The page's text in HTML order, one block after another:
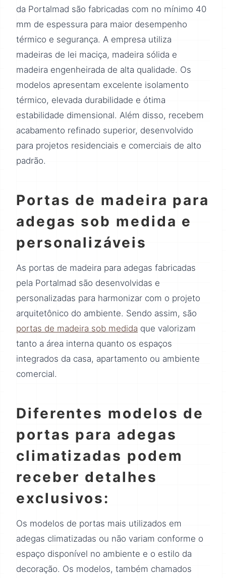
da Portalmad são fabricadas com no mínimo 40
mm de espessura para maior desempenho
térmico e segurança. A empresa utiliza
madeiras de lei maciça, madeira sólida e
madeira engenheirada de alta qualidade. Os
modelos apresentam excelente isolamento
térmico, elevada durabilidade e ótima
estabilidade dimensional. Além disso, recebem
acabamento refinado superior, desenvolvido
para projetos residenciais e comerciais de alto
padrão.
Portas de madeira para
adegas sob medida e
personalizáveis
As portas de madeira para adegas fabricadas
pela Portalmad são desenvolvidas e
personalizadas para harmonizar com o projeto
arquitetônico do ambiente. Sendo assim, são
portas de madeira sob medida que valorizam
tanto a área interna quanto os espaços
integrados da casa, apartamento ou ambiente
comercial.
Diferentes modelos de
portas para adegas
climatizadas podem
receber detalhes
exclusivos:
Os modelos de portas mais utilizados em
adegas climatizadas ou não variam conforme o
espaço disponível no ambiente e o estilo da
decoração. Os modelos, também chamados